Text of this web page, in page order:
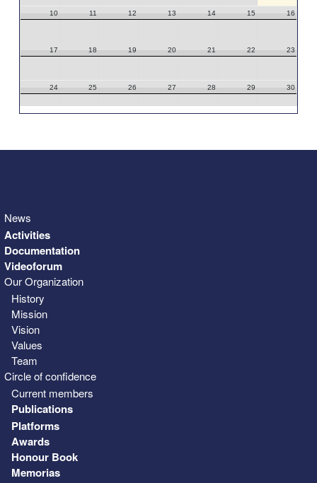
10 11 12 13 14 15 16
17 18 19 20 21 22 23
24 25 26 27 28 29 30
News
Activities
Documentation
Videoforum
Our Organization
History
Mission
Vision
Values
Team
Circle of confidence
Current members
Publications
Platforms
Awards
Honour Book
Memorias